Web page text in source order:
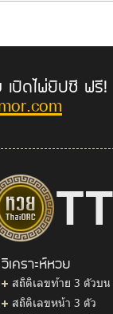
เปิดไพ่ยิปซี ฟรี
วิเคราะห์หวย
สถิติเลขท้าย 3 ตัวบน
สถิติเลขหน้า 3 ตัว